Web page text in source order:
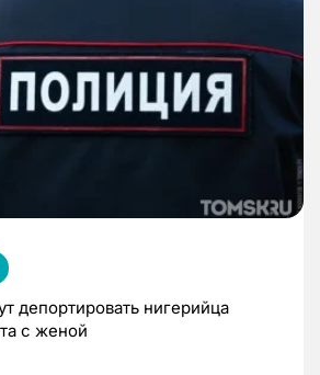
депортировать нигерийца
с женой